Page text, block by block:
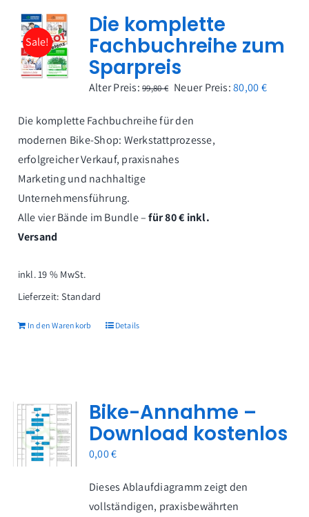
Sale!
Die komplette
Fachbuchreihe zum
Sparpreis
Alter Preis: 99,80€ Ursprünglicher
war:
99,80 €
Neuer Preis: 80,00€Aktueller
Die komplette Fachbuchreihe für den
modernen Bike-Shop: Werkstattprozesse,
erfolgreicher Verkauf, praxisnahes
Marketing und nachhaltige
Unternehmensführung.
Alle vier Bände im Bundle –für 80 € inkl.
Versand
inkl. 19 % MwSt.
Lieferzeit: Standard
In den Warenkorb Details
Bike-Annahme –
Download kostenlos
0,00€
Dieses Ablaufdiagramm zeigt den
vollständigen, praxisbewährten